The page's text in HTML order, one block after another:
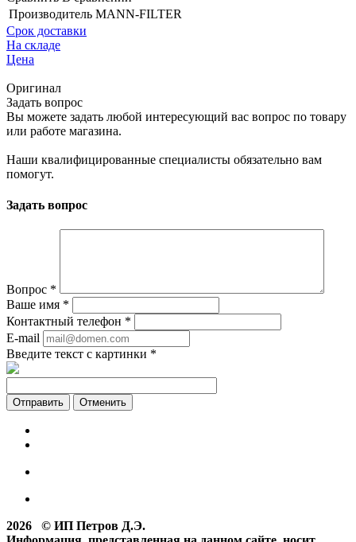
Производитель MANN-FILTER
Срок доставки
На складе
Цена
Оригинал
Задать вопрос
Вы можете задать любой интересующий вас вопрос по товару
или работе магазина.
Наши квалифицированные специалисты обязательно вам
помогут.
Задать вопрос
Вопрос *
Ваше имя *
Контактный телефон *
E-mail
Введите текст с картинки *
Отменить
2026 © ИП Петров Д.Э.